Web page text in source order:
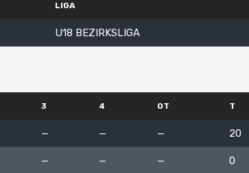
LIGA
U18 BEZIRKSLIGA
3 4 OT T
— — — 20
— — — 0